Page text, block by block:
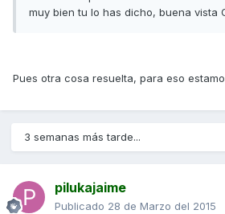
muy bien tu lo has dicho, buena vista
Pues otra cosa resuelta, para eso
3 semanas más tarde...
pilukajaime
Publicado 28 de Marzo del 2015